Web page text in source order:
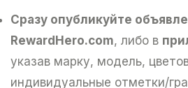
Cразу опубликуйте
RewardHero.com, либо в
указав марку, модель,
индивидуальные отметки/